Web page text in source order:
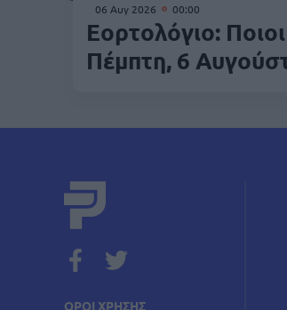
06 Αυγ 2026 00:00
Εορτολόγιο:
Πέμπτη, 6
ΟΡΟΙ ΧΡΗΣΗΣ